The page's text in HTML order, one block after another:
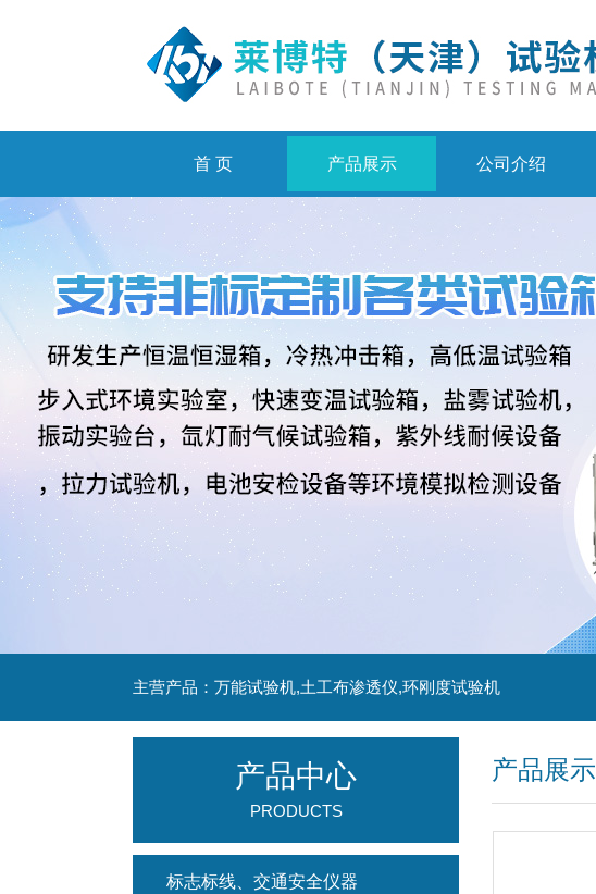
首 页 产品展示 公司介绍
主营产品：万能试验机,土工布渗透仪,环刚度试验机
产品展示
产品中心
PRODUCTS
标志标线、交通安全仪器